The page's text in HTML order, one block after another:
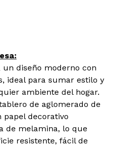
un diseño moderno con
ideal para sumar estilo y
ambiente del hogar.
de aglomerado de
papel decorativo
de melamina, lo que
resistente, fácil de